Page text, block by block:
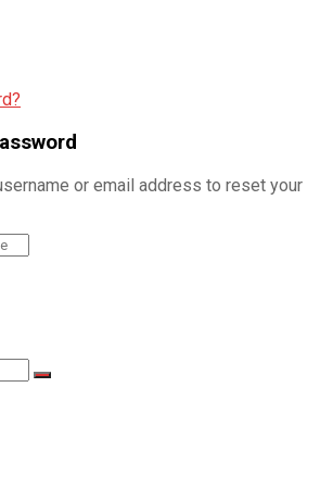
or email address to reset your